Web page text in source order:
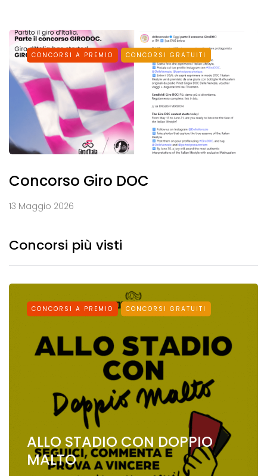
CONCORSI A PREMIO CONCORSI GRATUITI
Concorso Giro DOC
13 Maggio 2026
Concorsi più visti
CONCORSI A PREMIO CONCORSI GRATUITI
ALLO STADIO CON DOPPIO
MALTO